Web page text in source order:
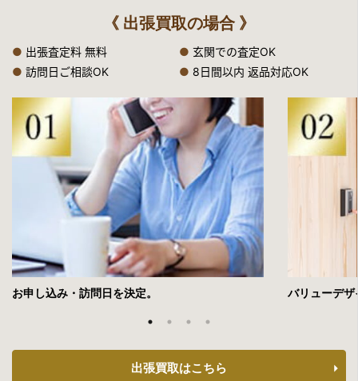
テレビ東京「所さんの学校では教えてくれないそこんトコロ！」
テレビ東京「所さんの学校では教えてくれないそこんトコロ！」
（再放送）
2021年7月3日公開
YouTube「山奥で発見した大量の古銭を鑑定してみた」
2021年6月30日
フジテレビ「世界の何だコレ！？ミステリーSP」
「インターネットでお宝探し！」のコーナー
中京テレビ「それって！？実際どうなの課」
「スマホ１つで家の不用品を全部売ったら、いくらになるの
《 出張買取の場合 》
● 出張査定料 無料 ● 玄関での査定OK
● 訪問日ご相談OK ● 8日間以内 返品対応OK
お申し込み・訪問日を決定。 バリューデ
出張買取はこちら